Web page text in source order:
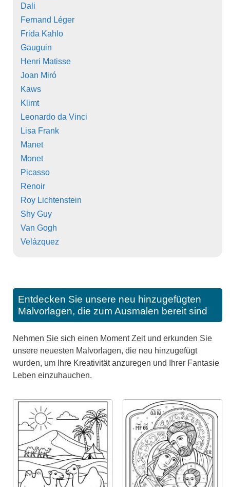
Dali
Fernand Léger
Frida Kahlo
Gauguin
Henri Matisse
Joan Miró
Kaws
Klimt
Leonardo da Vinci
Lisa Frank
Manet
Monet
Picasso
Renoir
Roy Lichtenstein
Shy Guy
Van Gogh
Velázquez
Entdecken Sie unsere neu hinzugefügten
Malvorlagen, die zum Ausmalen bereit sind
Nehmen Sie sich einen Moment Zeit und erkunden Sie
unsere neuesten Malvorlagen, die neu hinzugefügt
wurden, um Ihre Kreativität anzuregen und Ihrer Fantasie
Leben einzuhauchen.